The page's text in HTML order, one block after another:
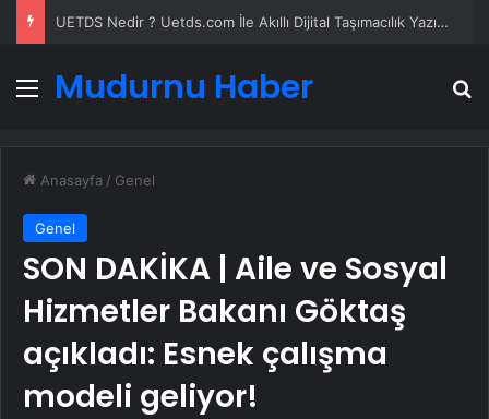
UETDS Nedir ? Uetds.com İle Akıllı Dijital Taşımacılık Yazılımı
MenüMudurnu Haber
Anasayfa / Genel
Genel
SON DAKİKA | Aile ve Sosyal
Hizmetler Bakanı Göktaş
açıkladı: Esnek çalışma
modeli geliyor!